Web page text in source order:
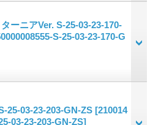
ーニアVer. S-25-03-23-170-
S-25-03-23-170-G
25-03-23-203-GN-ZS [210014
03-23-203-GN-ZS]